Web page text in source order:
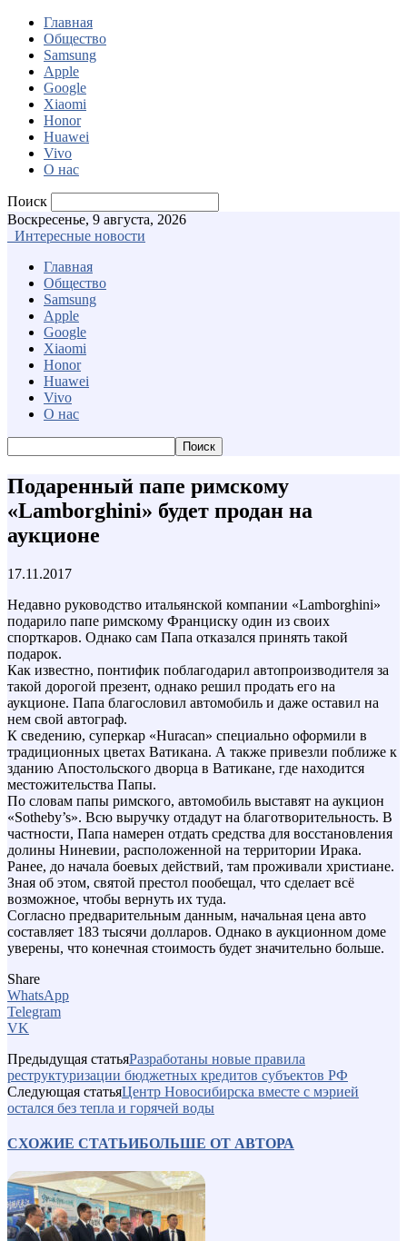
Главная
Общество
Samsung
Apple
Google
Xiaomi
Honor
Huawei
Vivo
О нас
Поиск
Воскресенье, 9 августа, 2026
Интересные новости
Главная
Общество
Samsung
Apple
Google
Xiaomi
Honor
Huawei
Vivo
О нас
Подаренный папе римскому
«Lamborghini» будет продан на
аукционе
17.11.2017
Недавно руководство итальянской компании «Lamborghini»
подарило папе римскому Франциску один из своих
спорткаров. Однако сам Папа отказался принять такой
подарок.
Как известно, понтифик поблагодарил автопроизводителя за
такой дорогой презент, однако решил продать его на
аукционе. Папа благословил автомобиль и даже оставил на
нем свой автограф.
К сведению, суперкар «Huracan» специально оформили в
традиционных цветах Ватикана. А также привезли поближе к
зданию Апостольского дворца в Ватикане, где находится
местожительства Папы.
По словам папы римского, автомобиль выставят на аукцион
«Sotheby’s». Всю выручку отдадут на благотворительность. В
частности, Папа намерен отдать средства для восстановления
долины Ниневии, расположенной на территории Ирака.
Ранее, до начала боевых действий, там проживали христиане.
Зная об этом, святой престол пообещал, что сделает всё
возможное, чтобы вернуть их туда.
Согласно предварительным данным, начальная цена авто
составляет 183 тысячи долларов. Однако в аукционном доме
уверены, что конечная стоимость будет значительно больше.
Share
WhatsApp
Telegram
VK
Предыдущая статьяРазработаны новые правила
реструктуризации бюджетных кредитов субъектов РФ
Следующая статьяЦентр Новосибирска вместе с мэрией
остался без тепла и горячей воды
СХОЖИЕ СТАТЬИБОЛЬШЕ ОТ АВТОРА